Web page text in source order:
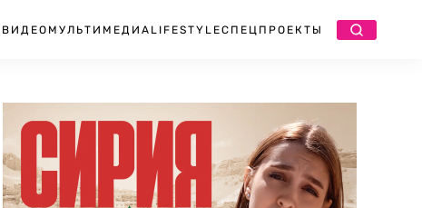
ВИДЕО МУЛЬТИМЕДИА LIFESTYLEСПЕЦПРОЕКТЫ